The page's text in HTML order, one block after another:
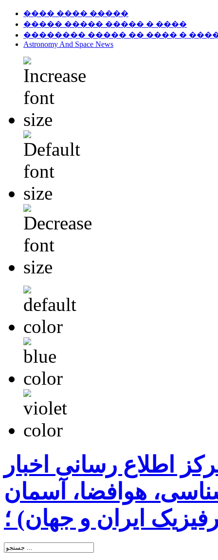
���� ���� �����
����� ����� ����� � ����
�������� ����� �� ���� �
Astronomy And Space News
اطلاع رسانی اخبار
هوافضا، آسمان
ایران و جهان) ؛